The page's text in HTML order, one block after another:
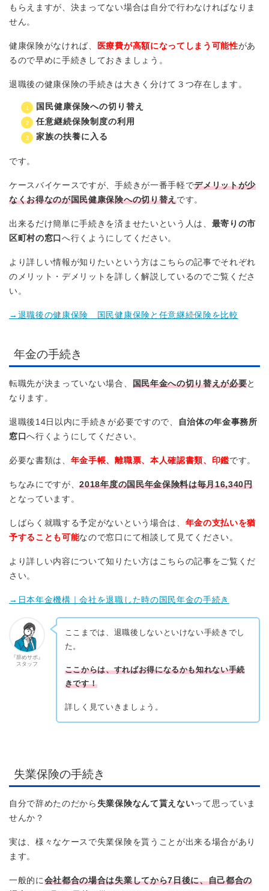
もらえますが、決まってない場合は自分で行わなければなりま
せん。
健康保険がなければ、 医療費が高額になってしまう可能性があ
るので早めに手続きしておきましょう。
退職後の健康保険の手続きは大きく分けて３つ存在します。
国民健康保険への切り替え
任意継続保険制度の利用
家族の扶養に入る
です。
ケースバイケースですが、手続きが一番手軽でデメリットが少
なくお得なのが国民健康保険への切り替えです。
出来るだけ簡単に手続きを済ませたいという人は、 最寄りの市
区町村の窓口へ行くようにしてください。
より詳しい情報が知りたいという方はこちらの記事でそれぞれ
のメリット・デメリットを詳しく解説しているのでご覧くださ
い。
→退職後の健康保険 国民健康保険と任意継続保険を比較
年金の手続き
転職先が決まっていない場合、 国民年金への切り替えが必要と
なります。
退職後14日以内に手続きが必要ですので、
自治体の年金事務所
窓口へ行くようにしてください。
必要な書類は、 年金手帳、離職票、本人確認書類、印鑑です。
ちなみにですが、2018年度の国民年金保険料は毎月16,340円
となっています。
しばらく就職する予定がないという場合は、 年金の支払いを猶
予することも可能なので窓口にて相談して見てください。
より詳しい内容について知りたい方はこちらの記事をご覧くだ
さい。
→日本年金機構｜会社を退職した時の国民年金の手続き
『辞めサポ』
スタッフ
ここまでは、退職後しないといけない手続きでし
た。
ここからは、すればお得になるかも知れない手続
きです！
詳しく見ていきましょう。
失業保険の手続き
自分で辞めたのだから 失業保険なんて貰えないって思っていま
せんか？
実は、様々なケースで失業保険を貰うことが出来る場合があり
ます。
一般的に 会社都合の場合は失業してから7日後に、自己都合の